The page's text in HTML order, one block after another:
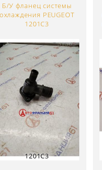
Б/У фланец системы
охлаждения PEUGEOT
1201C3
1201C3